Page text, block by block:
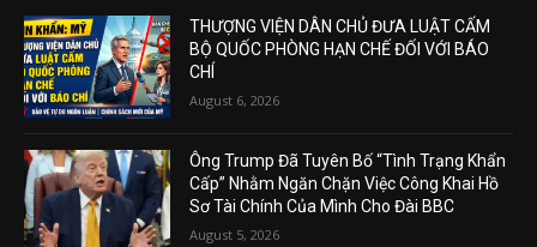
THƯỢNG VIỆN DÂN CHỦ ĐƯA LUẬT CẤM
BỘ QUỐC PHÒNG HẠN CHẾ ĐỐI VỚI BÁO
CHÍ
August 6, 2026
Ông Trump Đã Tuyên Bố “Tình Trạng Khẩn
Cấp” Nhằm Ngăn Chặn Việc Công Khai Hồ
Sơ Tài Chính Của Mình Cho Đài BBC
August 5, 2026